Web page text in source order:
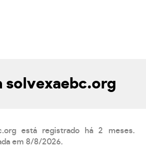
solvexaebc.org
está registrado há 2 meses.
em 8/8/2026.